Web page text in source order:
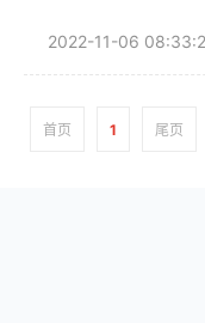
2022-11-06
首页 1 尾页